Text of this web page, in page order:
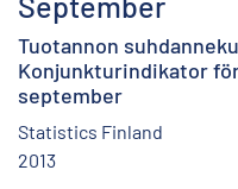
Tuotannon
Konjunkturindikator
september
Statistics Finland
2013